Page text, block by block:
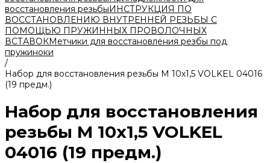
восстановления резьбыИНСТРУКЦИЯ ПО
ВОССТАНОВЛЕНИЮ ВНУТРЕННЕЙ РЕЗЬБЫ С
ПОМОЩЬЮ ПРУЖИННЫХ ПРОВОЛОЧНЫХ
ВСТАВОКМетчики для восстановления резбы под
пружиноки
/
Набор для восстановления резьбы M 10х1,5 VOLKEL 04016
(19 предм.)
Набор для восстановления
резьбы M 10х1,5 VOLKEL
04016 (19 предм.)